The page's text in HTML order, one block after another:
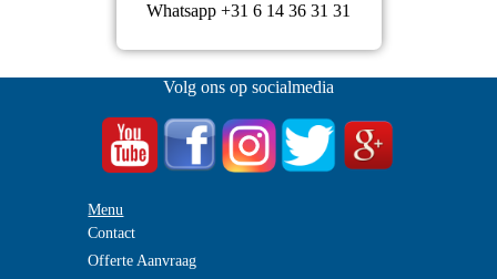
Whatsapp +31 6 14 36 31 31
Volg ons op socialmedia
Menu
Contact
Offerte Aanvraag